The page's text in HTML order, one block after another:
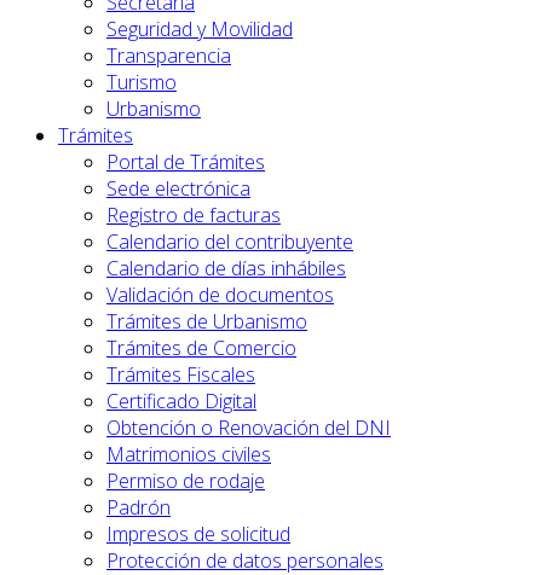
Seguridad y Movilidad
Transparencia
Turismo
Urbanismo
Trámites
Portal de Trámites
Sede electrónica
Registro de facturas
Calendario del contribuyente
Calendario de días inhábiles
Validación de documentos
Trámites de Urbanismo
Trámites de Comercio
Trámites Fiscales
Certificado Digital
Obtención o Renovación del DNI
Matrimonios civiles
Permiso de rodaje
Padrón
Impresos de solicitud
Protección de datos personales